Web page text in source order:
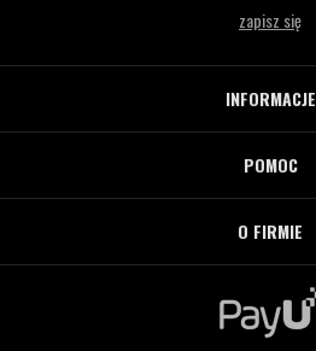
INFORMACJE
POMOC
O FIRMIE